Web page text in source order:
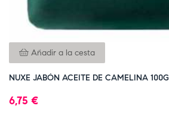
Añadir a la cesta
NUXE JABÓN ACEITE DE CAMELINA 100G
6,75 €